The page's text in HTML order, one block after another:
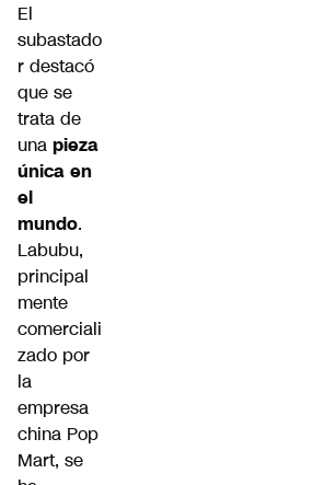
El
subastado
r destacó
que se
trata de
una pieza
única en
el
mundo.
Labubu,
principal
mente
comerciali
zado por
la
empresa
china Pop
Mart, se